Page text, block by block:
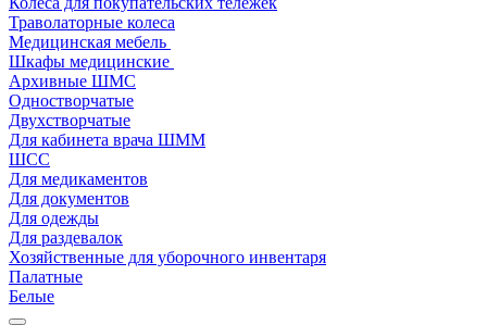
Траволаторные колеса
Медицинская мебель
Шкафы медицинские
Архивные ШМС
Одностворчатые
Двухстворчатые
Для кабинета врача ШММ
ШСС
Для медикаментов
Для документов
Для одежды
Для раздевалок
Хозяйственные для уборочного инвентаря
Палатные
Белые